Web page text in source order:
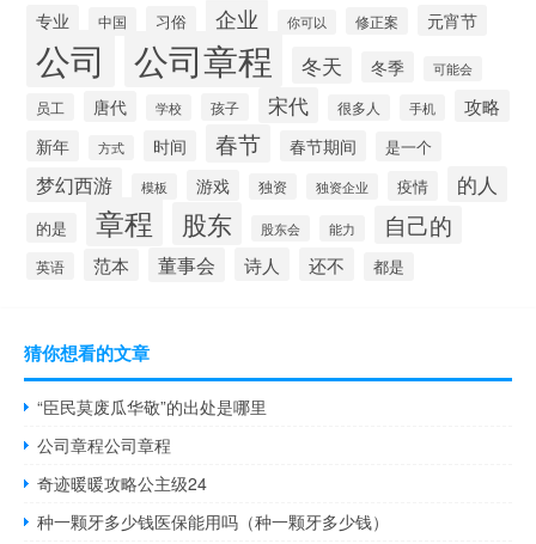
专业 中国 习俗 企业 你可以 修正案 元宵节
公司 公司章程 冬天 冬季 可能会
员工 唐代 学校 孩子 宋代 很多人 手机 攻略
新年 方式 时间 春节 春节期间 是一个
梦幻西游 模板 游戏 独资 独资企业 疫情 的人
的是 章程 股东 股东会 能力 自己的
英语 范本 董事会 诗人 还不 都是
猜你想看的文章
“臣民莫废瓜华敬”的出处是哪里
公司章程公司章程
奇迹暖暖攻略公主级24
种一颗牙多少钱医保能用吗（种一颗牙多少钱）